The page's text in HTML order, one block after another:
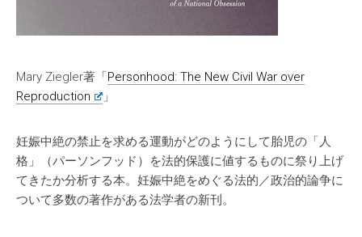
Mary Ziegler著「Personhood: The New Civil War over
Reproduction
」
妊娠中絶の禁止を求める運動がどのようにして胎児の「人
格」（パーソンフッド）を法的保護に値するものに祭り上げ
てきたか分析する本。妊娠中絶をめぐる法的／政治的論争に
ついて多数の著作がある法学者の新刊。